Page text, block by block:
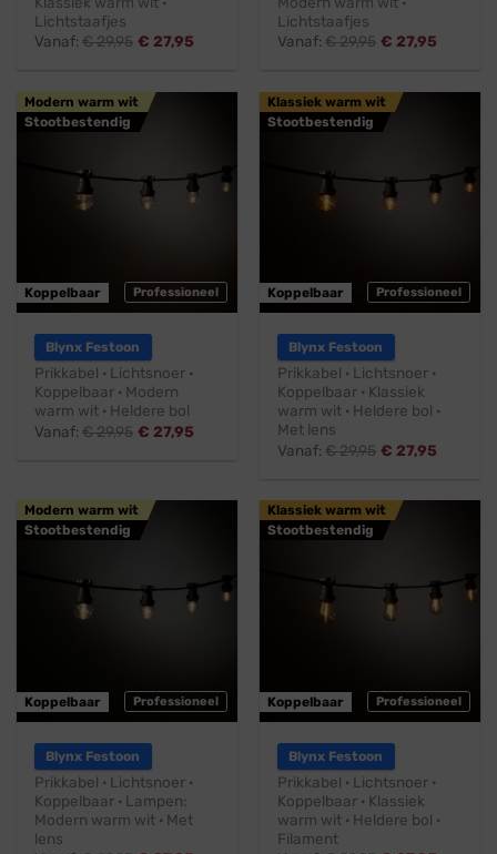
Lichtstaafjes
Vanaf:€29,95 € 27,95
Lichtstaafjes
Vanaf:€29,95 € 27,95
Professioneel
Modern warm wit
Stootbestendig
Koppelbaar
Blynx Festoon
Prikkabel · Lichtsnoer ·
Koppelbaar · Modern
warm wit · Heldere bol
Vanaf:€29,95 € 27,95
Professioneel
Klassiek warm wit
Stootbestendig
Koppelbaar
Blynx Festoon
Prikkabel · Lichtsnoer ·
Koppelbaar · Klassiek
warm wit · Heldere bol ·
Met lens
Vanaf:€29,95 € 27,95
Professioneel
Modern warm wit
Stootbestendig
Koppelbaar
Blynx Festoon
Prikkabel · Lichtsnoer ·
Koppelbaar · Lampen:
Modern warm wit · Met
lens
Professioneel
Klassiek warm wit
Stootbestendig
Koppelbaar
Blynx Festoon
Prikkabel · Lichtsnoer ·
Koppelbaar · Klassiek
warm wit · Heldere bol ·
Filament